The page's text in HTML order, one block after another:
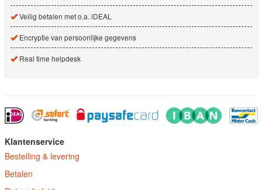
Veilig betalen met o.a. iDEAL
Encryptie van persoonlijke gegevens
Real time helpdesk
Klantenservice
Bestelling & levering
Betalen